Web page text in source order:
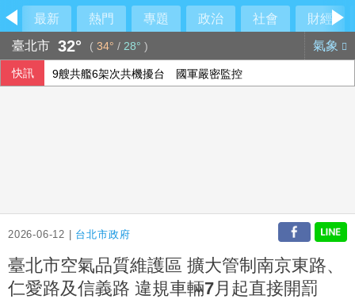
最新 熱門 專題 政治 社會
財經
臺北市 32° ( 34° / 28° ) 氣象
快訊 9艘共艦6架次共機擾台 國軍嚴密監控
2026-06-12 | 台北市政府
臺北市空氣品質維護區 擴大管制南京東路、
仁愛路及信義路 違規車輛7月起直接開罰